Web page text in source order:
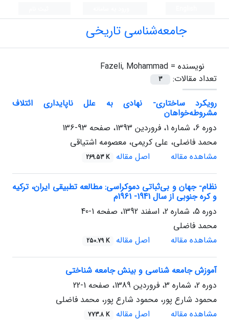
جامعه‌شناسی تاریخی
نویسنده = Fazeli, Mohammad
تعداد مقالات:
3
رویکرد ساختاری- نهادی به علل ناپایداری ائتلاف
مشروطه‌خواهان
دوره 6، شماره 1، فروردین 1393، صفحه
93-136
محمد فاضلی، علی کریمی، معصومه اشتیاقی
مشاهده مقاله
اصل مقاله 269.53 K
نظام- جهان و بی‌ثباتی دموکراسی: مطالعه تطبیقی ایران، ترکیه
و کره جنوبی از سال 1941- 1961م
دوره 5، شماره 2، اسفند 1392، صفحه
1-40
محمد فاضلی
مشاهده مقاله
اصل مقاله 250.79 K
آموزش جامعه شناسی و بینش جامعه شناختی
دوره 2، شماره 3، فروردین 1389، صفحه
1-22
محمود شارع پور، محمود شارع پور، محمد فاضلی
مشاهده مقاله
اصل مقاله 773.8 K